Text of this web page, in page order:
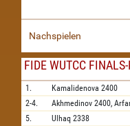
Nachspielen
FIDE WUTCC
1. Kamalidenova 2400
2-4.
Akhmedinov 2400,
5.
Ulhaq 2338